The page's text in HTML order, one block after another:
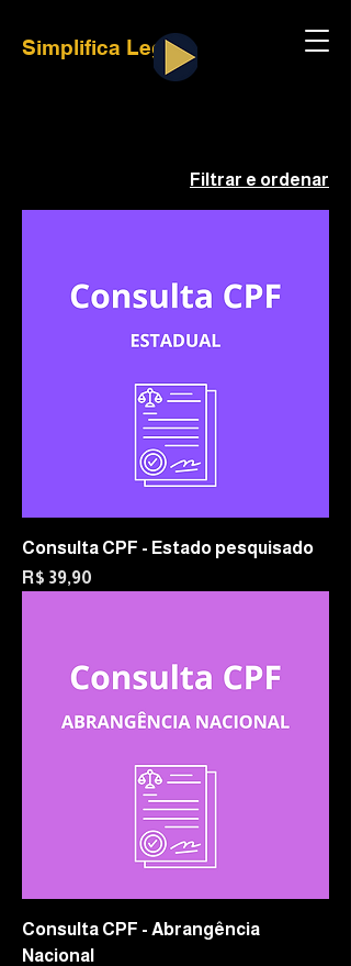
Simplifica Legal
Filtrar e ordenar
Consulta CPF - Estado pesquisado
Preço
R$ 39,90
Consulta CPF - Abrangência
Nacional